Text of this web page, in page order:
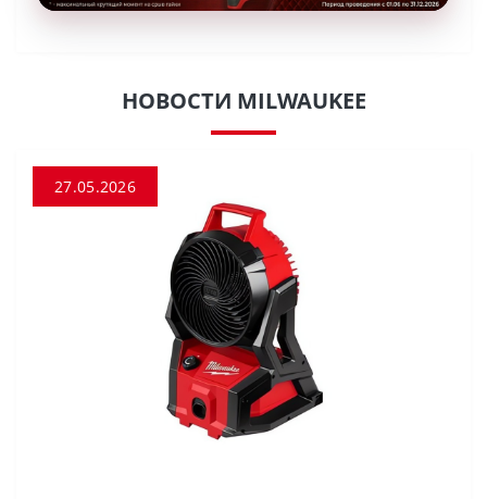
НОВОСТИ MILWAUKEE
27.05.2026